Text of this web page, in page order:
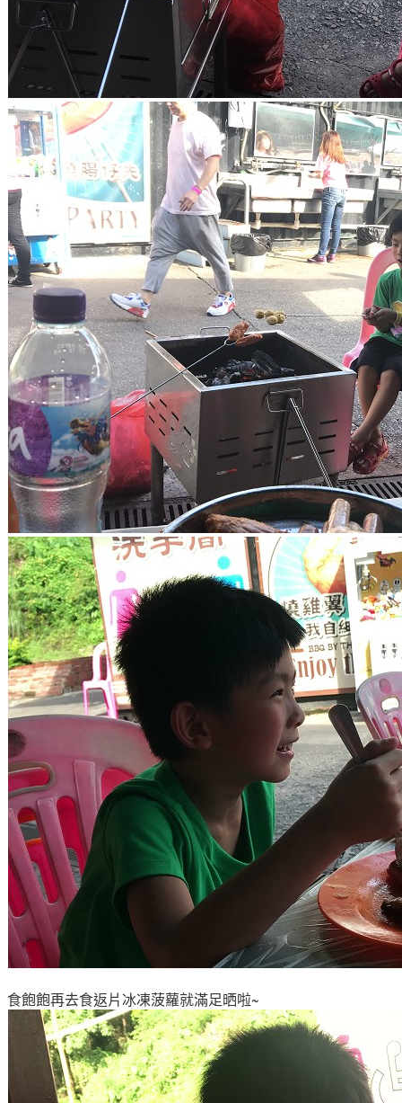
食飽飽再去食返片冰凍菠蘿就滿足晒啦~